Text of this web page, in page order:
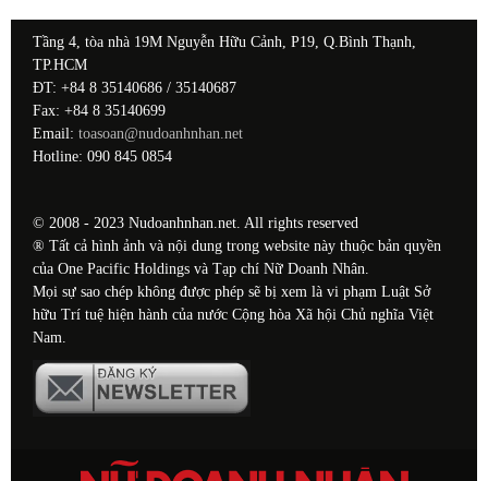
Tầng 4, tòa nhà 19M Nguyễn Hữu Cảnh, P19, Q.Bình Thạnh,
TP.HCM
ĐT: +84 8 35140686 / 35140687
Fax: +84 8 35140699
Email: toasoan@nudoanhnhan.net
Hotline: 090 845 0854
© 2008 - 2023 Nudoanhnhan.net. All rights reserved
® Tất cả hình ảnh và nội dung trong website này thuộc bản quyền
của One Pacific Holdings và Tạp chí Nữ Doanh Nhân.
Mọi sự sao chép không được phép sẽ bị xem là vi phạm Luật Sở
hữu Trí tuệ hiện hành của nước Cộng hòa Xã hội Chủ nghĩa Việt
Nam.